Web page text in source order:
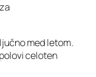
med letom.
celoten